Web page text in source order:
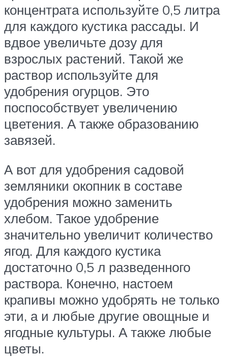
концентрата используйте 0,5 литра
для каждого кустика рассады. И
вдвое увеличьте дозу для
взрослых растений. Такой же
раствор используйте для
удобрения огурцов. Это
поспособствует увеличению
цветения. А также образованию
завязей.
А вот для удобрения садовой
земляники окопник в составе
удобрения можно заменить
хлебом. Такое удобрение
значительно увеличит количество
ягод. Для каждого кустика
достаточно 0,5 л разведенного
раствора. Конечно, настоем
крапивы можно удобрять не только
эти, а и любые другие овощные и
ягодные культуры. А также любые
цветы.